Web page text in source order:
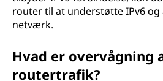
router til at understøtte IPv6
netværk.
Hvad er overvågning
routertrafik?